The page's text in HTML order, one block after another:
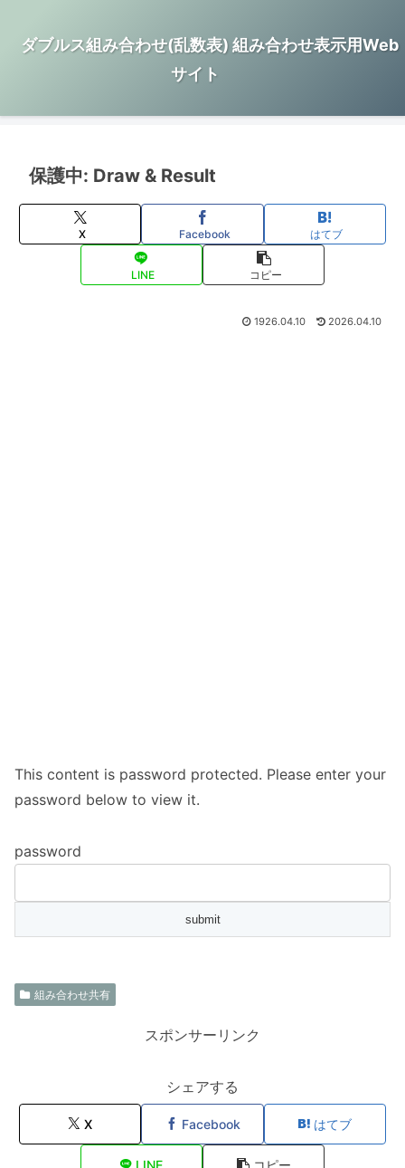
ダブルス組み合わせ(乱数表) 組み合わせ表示用Web
サイト
保護中: Draw & Result
X Facebook はてブ
LINE コピー
1926.04.10 2026.04.10
This content is password protected. Please enter your
password below to view it.
password
組み合わせ共有
スポンサーリンク
シェアする
X Facebook はてブ
LINE コピー